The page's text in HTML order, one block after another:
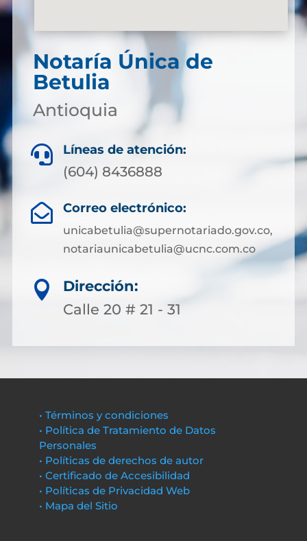
Notaría Única de
Betulia
Antioquia
 Líneas de atención:
(604) 8436888
 Correo electrónico:
unicabetulia@supernotariado.gov.co,
notariaunicabetulia@ucnc.com.co

Dirección:
Calle 20 # 21 - 31
• Términos y condiciones
• Política de Tratamiento de Datos
Personales
• Políticas de derechos de autor
• Certificado de Accesibilidad
• Políticas de Privacidad Web
• Mapa del Sitio